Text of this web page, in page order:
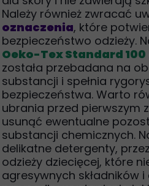
Należy również zwracać
oznaczenia, które
bezpieczeństwo odzieży.
Oeko-Tex Standard 100
została przebadana na
substancji i spełnia
bezpieczeństwa. Warto
ubrania przed pierwszym
usunąć ewentualne
substancji chemicznych.
delikatne detergenty,
odzieży dziecięcej, które
agresywnych składników i